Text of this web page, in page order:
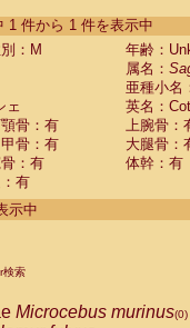
labiatus(0)
leucopus (0)
nigricollis (0)
oedipus
weddelli
spp.
trivirgatus
albifrons
nigrivittatus
boliviensis(0)
1 件から 1 件を表示中
：M
年齢：
属名：
亜種小名
ェ
英名：
骨：有
上腕骨：
骨：有
大腿骨：
：有
体幹：有
有
示中
検索
Microcebus murinus(0)